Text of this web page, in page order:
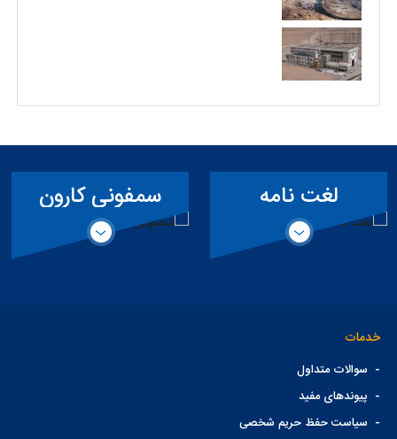
لغت نامه
تخصصی سد
سمفونی کارون
خدمات
- سوالات متداول
- پیوندهای مفید
- سیاست حفظ حریم شخصی